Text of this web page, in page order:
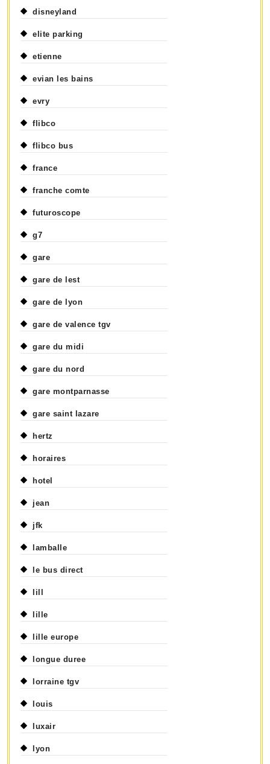
disneyland
elite parking
etienne
evian les bains
evry
flibco
flibco bus
france
franche comte
futuroscope
g7
gare
gare de lest
gare de lyon
gare de valence tgv
gare du midi
gare du nord
gare montparnasse
gare saint lazare
hertz
horaires
hotel
jean
jfk
lamballe
le bus direct
lill
lille
lille europe
longue duree
lorraine tgv
louis
luxair
lyon